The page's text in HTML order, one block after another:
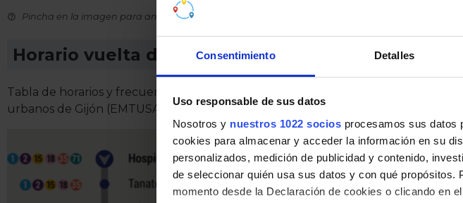
Consentimiento Detalles
Uso responsable de sus datos
Nosotros y nuestros 1022 socios procesamos sus datos
cookies para almacenar y acceder la información en su
personalizados, medición de publicidad y contenido,
de seleccionar quién usa sus datos y con qué
momento desde la Declaración de cookies o clicando en
Pincha en la imagen para ampliarla a pantalla completa.
Horario vuelta de Línea 10
Tabla de horarios y frecuencias de paso en sentido vuelta Línea 10: Pumarín -
urbanos de Gijón (EMTUSA).